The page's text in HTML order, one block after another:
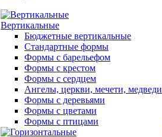
Вертикальные
Бюджетные вертикальные
Стандартные формы
Формы с барельефом
Формы с крестом
Формы с сердцем
Ангелы, церкви, мечети, медведи
Формы с деревьями
Формы с цветами
Формы с птицами